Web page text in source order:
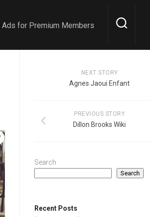
Ads for Premium Members
NEXT STORY
Agnes Jaoui Enfant
PREVIOUS STORY
Dillon Brooks Wiki
Search
Search
Recent Posts